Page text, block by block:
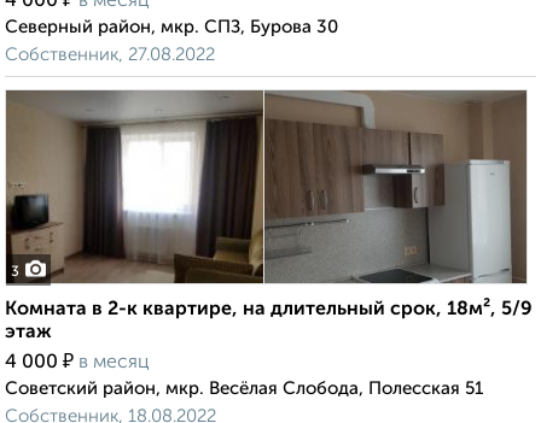
Северный район, мкр. СПЗ, Бурова 30
Собственник, 27.08.2022
3
Комната в 2-к квартире, на длительный срок, 18м², 5/9
этаж
4 000 ₽ в месяц
Советский район, мкр. Весёлая Слобода, Полесская 51
Собственник, 18.08.2022